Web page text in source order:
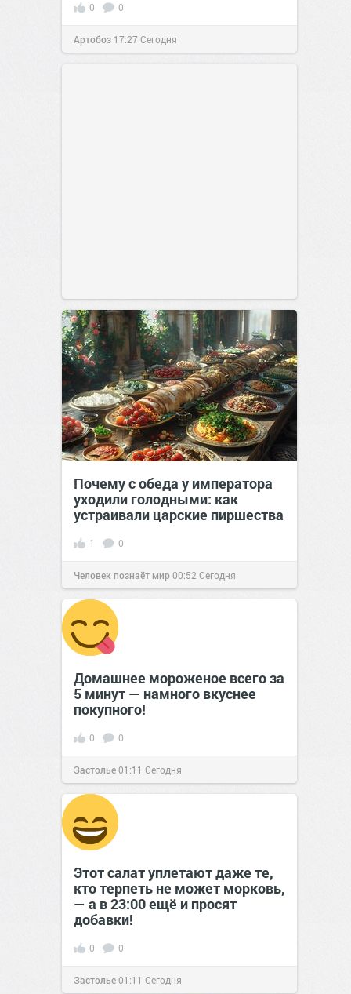
0 0
Артобоз 17:27 Сегодня
Почему с обеда у императора
уходили голодными: как
устраивали царские пиршества
1 0
Человек познаёт мир00:52 Сегодня
Домашнее мороженое всего за
5 минут — намного вкуснее
покупного!
0 0
Застолье01:11 Сегодня
Этот салат уплетают даже те,
кто терпеть не может морковь,
— а в 23:00 ещё и просят
добавки!
0 0
Застолье01:11 Сегодня